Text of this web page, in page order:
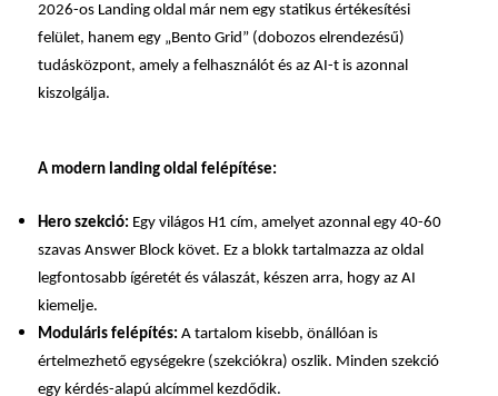
2026-os Landing oldal már nem egy statikus értékesítési
felület, hanem egy „Bento Grid” (dobozos elrendezésű)
tudásközpont, amely a felhasználót és az AI-t is azonnal
kiszolgálja.
A modern landing oldal felépítése:
Hero szekció: Egy világos H1 cím, amelyet azonnal egy 40-60
szavas Answer Block követ. Ez a blokk tartalmazza az oldal
legfontosabb ígéretét és válaszát, készen arra, hogy az AI
kiemelje.
Moduláris felépítés: A tartalom kisebb, önállóan is
értelmezhető egységekre (szekciókra) oszlik. Minden szekció
egy kérdés-alapú alcímmel kezdődik.